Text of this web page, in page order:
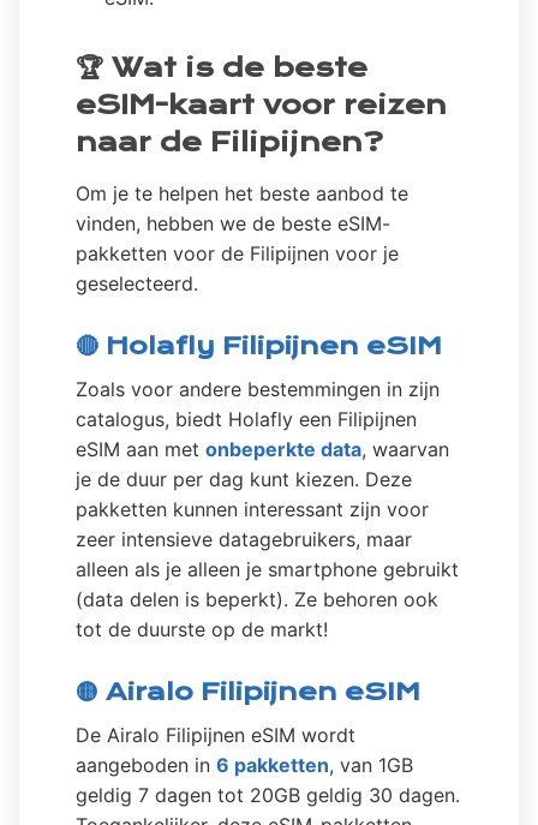
🏆 Wat is de beste
eSIM-kaart voor reizen
naar de Filipijnen?
Om je te helpen het beste aanbod te
vinden, hebben we de beste eSIM-
pakketten voor de Filipijnen voor je
geselecteerd.
🔴 Holafly Filipijnen eSIM
Zoals voor andere bestemmingen in zijn
catalogus, biedt Holafly een Filipijnen
eSIM aan met onbeperkte data, waarvan
je de duur per dag kunt kiezen. Deze
pakketten kunnen interessant zijn voor
zeer intensieve datagebruikers, maar
alleen als je alleen je smartphone gebruikt
(data delen is beperkt). Ze behoren ook
tot de duurste op de markt!
🟡 Airalo Filipijnen eSIM
De Airalo Filipijnen eSIM wordt
aangeboden in 6 pakketten, van 1GB
geldig 7 dagen tot 20GB geldig 30 dagen.